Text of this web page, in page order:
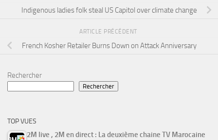
Indigenous ladies folk steal US Capitol over climate change
ARTICLE PRÉCÉDENT
French Kosher Retailer Burns Down on Attack Anniversary
Rechercher
Rechercher
TOP VUES
2M live , 2M en direct : La deuxième chaine TV Marocaine